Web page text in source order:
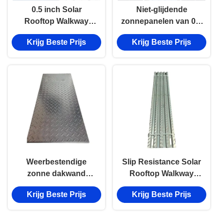
0.5 inch Solar
Rooftop Walkway
Glijweerstand en laag
onderhoud
Krijg Beste Prijs
Niet-glijdende
zonnepanelen van 0,5
inch dikte
Krijg Beste Prijs
Weerbestendige
zonne dakwand
12x12in zonne
dakwand
Krijg Beste Prijs
Slip Resistance Solar
Rooftop Walkway
Interlocking Walkway
Zonne dak
Krijg Beste Prijs